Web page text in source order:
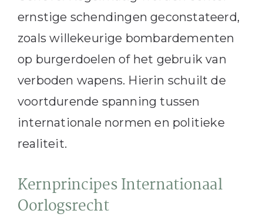
ernstige schendingen geconstateerd,
zoals willekeurige bombardementen
op burgerdoelen of het gebruik van
verboden wapens. Hierin schuilt de
voortdurende spanning tussen
internationale normen en politieke
realiteit.
Kernprincipes Internationaal
Oorlogsrecht